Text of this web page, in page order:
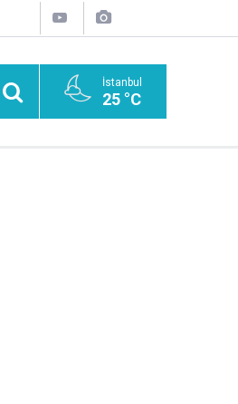
İstanbul
25 °C